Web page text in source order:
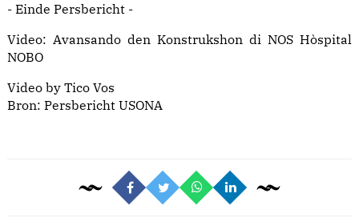
- Einde Persbericht -
Video: Avansando den Konstrukshon di NOS Hòspital
NOBO
Video by Tico Vos
Bron: Persbericht USONA